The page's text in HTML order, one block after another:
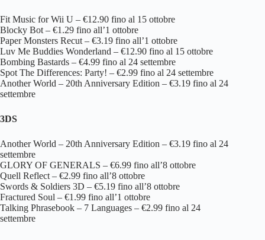
Fit Music for Wii U – €12.90 fino al 15 ottobre
Blocky Bot – €1.29 fino all’1 ottobre
Paper Monsters Recut – €3.19 fino all’1 ottobre
Luv Me Buddies Wonderland – €12.90 fino al 15 ottobre
Bombing Bastards – €4.99 fino al 24 settembre
Spot The Differences: Party! – €2.99 fino al 24 settembre
Another World – 20th Anniversary Edition – €3.19 fino al 24
settembre
3DS
Another World – 20th Anniversary Edition – €3.19 fino al 24
settembre
GLORY OF GENERALS – €6.99 fino all’8 ottobre
Quell Reflect – €2.99 fino all’8 ottobre
Swords & Soldiers 3D – €5.19 fino all’8 ottobre
Fractured Soul – €1.99 fino all’1 ottobre
Talking Phrasebook – 7 Languages – €2.99 fino al 24
settembre